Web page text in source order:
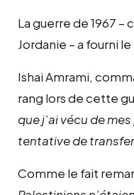
La guerre de 1967 –
Jordanie – a fourni
Ishai Amrami,
rang lors de cette
que j’ai vécu de
tentative de
Comme le fait